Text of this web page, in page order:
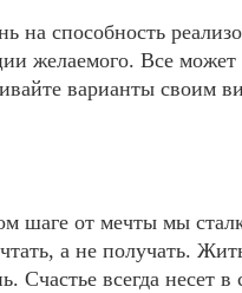
на способность
желаемого. Все может
варианты своим
шаге от мечты мы
а не получать.
Счастье всегда несет